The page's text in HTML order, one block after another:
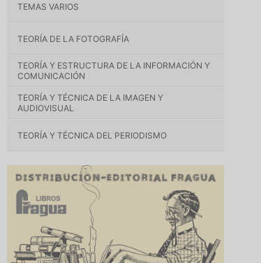
TEMAS VARIOS
TEORÍA DE LA FOTOGRAFÍA
TEORÍA Y ESTRUCTURA DE LA INFORMACIÓN Y
COMUNICACIÓN
TEORÍA Y TÉCNICA DE LA IMAGEN Y
AUDIOVISUAL
TEORÍA Y TÉCNICA DEL PERIODISMO